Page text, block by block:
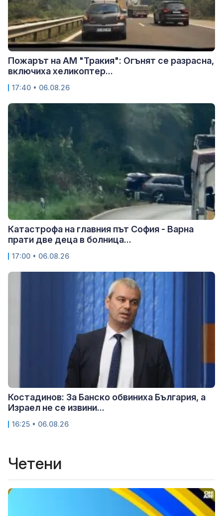
Пожарът на АМ "Тракия": Огънят се разрасна,
включиха хеликоптер...
17:40 • 06.08.26
Катастрофа на главния път София - Варна
прати две деца в болница...
17:00 • 06.08.26
Костадинов: За Банско обвиниха България, а
Израел не се извини...
16:25 • 06.08.26
Четени